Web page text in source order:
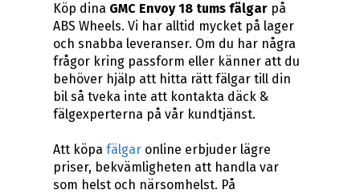
Köp dina GMC Envoy 18 tums fälgarpå
ABS Wheels. Vi har alltid mycket på lager
och snabba leveranser. Om du har några
frågor kring passform eller känner att du
behöver hjälp att hitta rätt fälgar till din
bil så tveka inte att kontakta däck &
fälgexperterna på vår kundtjänst.
Att köpa fälgaronline erbjuder lägre
priser, bekvämligheten att handla var
som helst och närsomhelst. På